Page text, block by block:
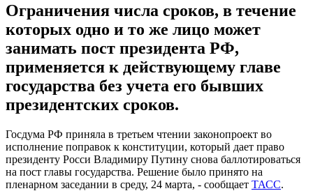
Ограничения числа сроков, в течение
которых одно и то же лицо может
занимать пост президента РФ,
применяется к действующему главе
государства без учета его бывших
президентских сроков.
Госдума РФ приняла в третьем чтении законопроект во
исполнение поправок к конституции, который дает право
президенту Росси Владимиру Путину снова баллотироваться
на пост главы государства. Решение было принято на
пленарном заседании в среду, 24 марта, - сообщает ТАСС.